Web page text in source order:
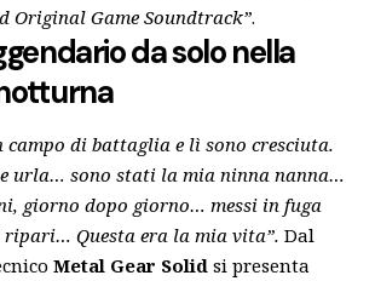
Original Game Soundtrack”.
da solo nella
campo di battaglia e lì sono cresciuta.
urla… sono stati la mia ninna nanna…
giorno dopo giorno… messi in fuga
Questa era la mia vita”. Dal
Metal Gear Solid si presenta